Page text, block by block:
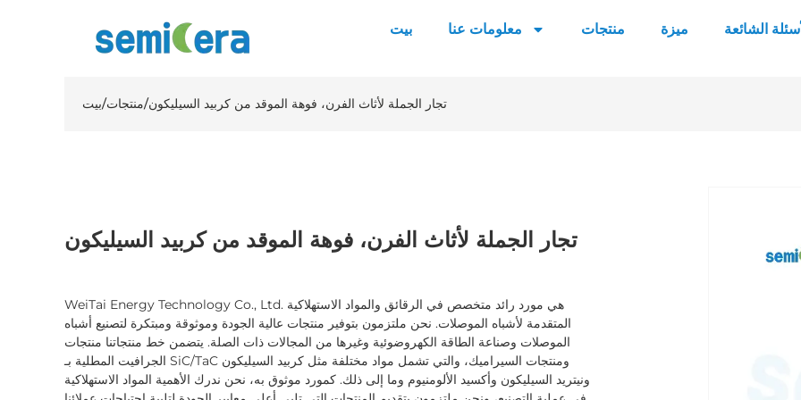
بيت معلومات عنا منتجات ميزة الشائعة
بيت/منتجات/تجار الجملة لأثاث الفرن، فوهة الموقد من كربيد السيليكون
تجار الجملة لأثاث الفرن، فوهة الموقد من كربيد السيليكون
WeiTai Energy Technology Co., Ltd. هي مورد رائد متخصص في الرقائق والمواد الاستهلاكية
المتقدمة لأشباه الموصلات. نحن ملتزمون بتوفير منتجات عالية الجودة وموثوقة ومبتكرة لتصنيع أشباه
الموصلات وصناعة الطاقة الكهروضوئية وغيرها من المجالات ذات الصلة. يتضمن خط منتجاتنا منتجات
الجرافيت المطلية بـ SiC/TaC ومنتجات السيراميك، والتي تشمل مواد مختلفة مثل كربيد السيليكون
ونيتريد السيليكون وأكسيد الألومنيوم وما إلى ذلك. كمورد موثوق به، نحن ندرك الأهمية المواد الاستهلاكية